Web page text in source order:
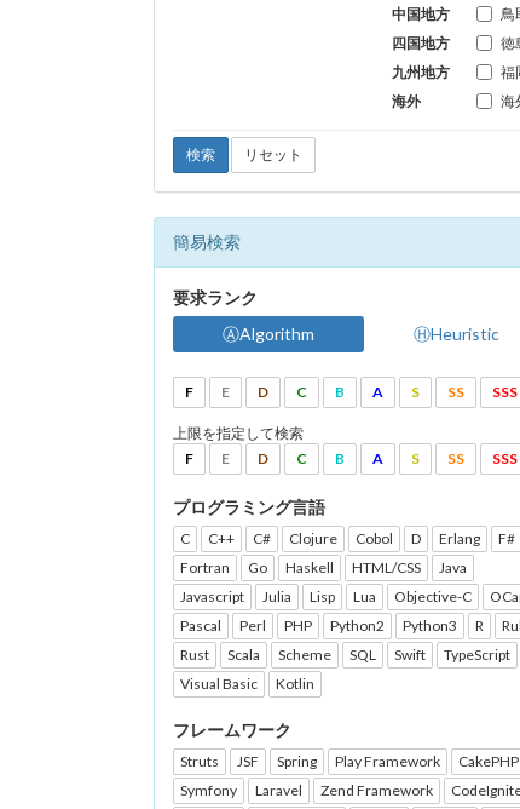
中国地方
鳥
四国地方
徳
九州地方
福
海外
海
検索 リセット
簡易検索
要求ランク
ⒶAlgorithm
ⒽHeuristic
F E D C B A S SS SSS
上限を指定して検索
F
E D C B A S SS SSS
プログラミング言語
C C++ C# Clojure Cobol D Erlang
F#
Fortran
Go Haskell HTML/CSS
Java
Javascript
Julia Lisp Lua Objective-C
Pascal
Perl PHP Python2 Python3 R
Rust
Scala Scheme SQL Swift
TypeScript
Visual Basic
Kotlin
フレームワーク
Struts JSF Spring Play Framework
CakePHP
Symfony
Laravel Zend Framework